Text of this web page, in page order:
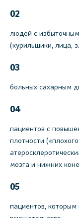
02
людей с
(курильщики, лица,
03
больных сахарным
04
пациентов с
плотности
мозга и нижних
05
пациентов, которым